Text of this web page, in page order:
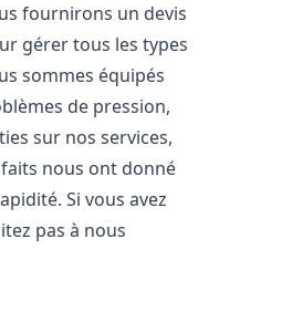
fournirons un devis
gérer tous les types
sommes équipés
de pression,
sur nos services,
nous ont donné
Si vous avez
pas à nous